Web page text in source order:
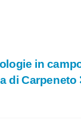
in
di Carpeneto